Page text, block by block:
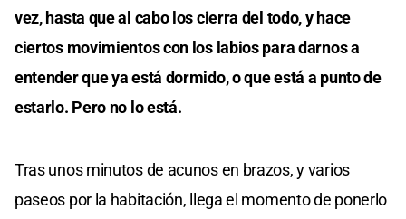
vez, hasta que al cabo los cierra del todo, y hace
ciertos movimientos con los labios para darnos a
entender que ya está dormido, o que está a punto de
estarlo. Pero no lo está.
Tras unos minutos de acunos en brazos, y varios
paseos por la habitación, llega el momento de ponerlo